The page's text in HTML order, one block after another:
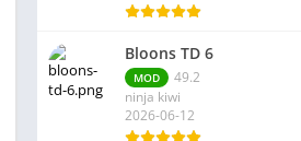
Bloons TD 6
MOD
49.2
ninja kiwi
2026-06-12